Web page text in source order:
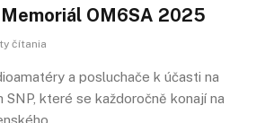
Memoriál OM6SA 2025
čítania
a posluchače k ​​účasti na
SNP, které se každoročně konají na